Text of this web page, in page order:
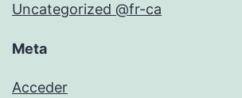
Uncategorized @fr-ca
Meta
Acceder